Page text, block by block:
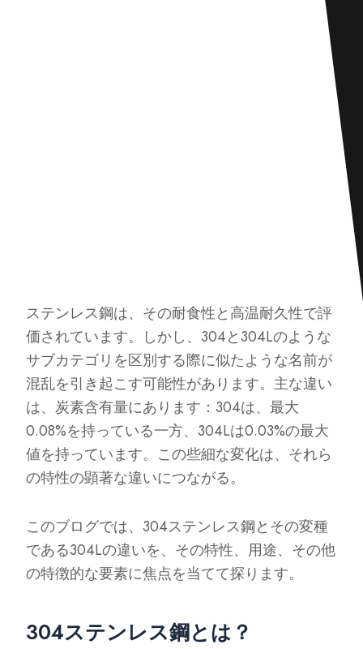
ステンレス鋼は、その耐食性と高温耐久性で評
価されています。しかし、304と304Lのような
サブカテゴリを区別する際に似たような名前が
混乱を引き起こす可能性があります。主な違い
は、炭素含有量にあります：304は、最大
0.08%を持っている一方、304Lは0.03%の最大
値を持っています。この些細な変化は、それら
の特性の顕著な違いにつながる。
このブログでは、304ステンレス鋼とその変種
である304Lの違いを、その特性、用途、その他
の特徴的な要素に焦点を当てて探ります。
304ステンレス鋼とは？